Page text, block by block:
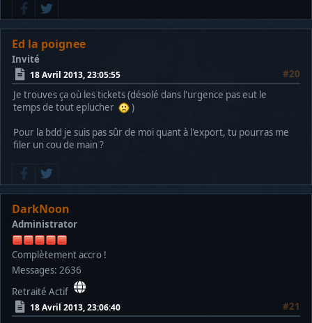
Ed la poignee
Invité
18 Avril 2013, 23:05:55
#20
Je trouves ça où les tickets (désolé dans l'urgence pas eut le
temps de tout eplucher
)
Pour la bdd je suis pas sûr de moi quant à l'export, tu pourras me
filer un cou de main ?
DarkNoon
Administrator
Complètement accro !
Messages: 2636
Retraité Actif
18 Avril 2013, 23:06:40
#21